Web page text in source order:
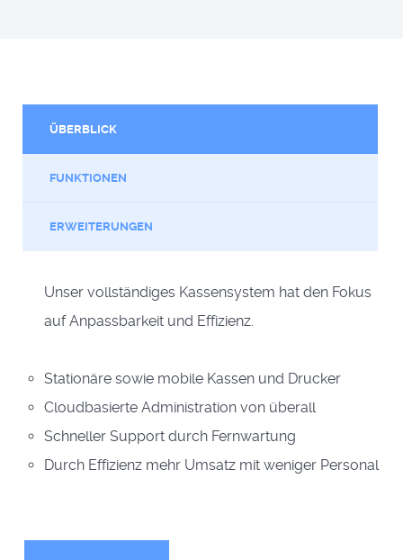
ÜBERBLICK
FUNKTIONEN
ERWEITERUNGEN
Unser vollständiges Kassensystem hat den Fokus
auf Anpassbarkeit und Effizienz.
Stationäre sowie mobile Kassen und Drucker
Cloudbasierte Administration von überall
Schneller Support durch Fernwartung
Durch Effizienz mehr Umsatz mit weniger Personal